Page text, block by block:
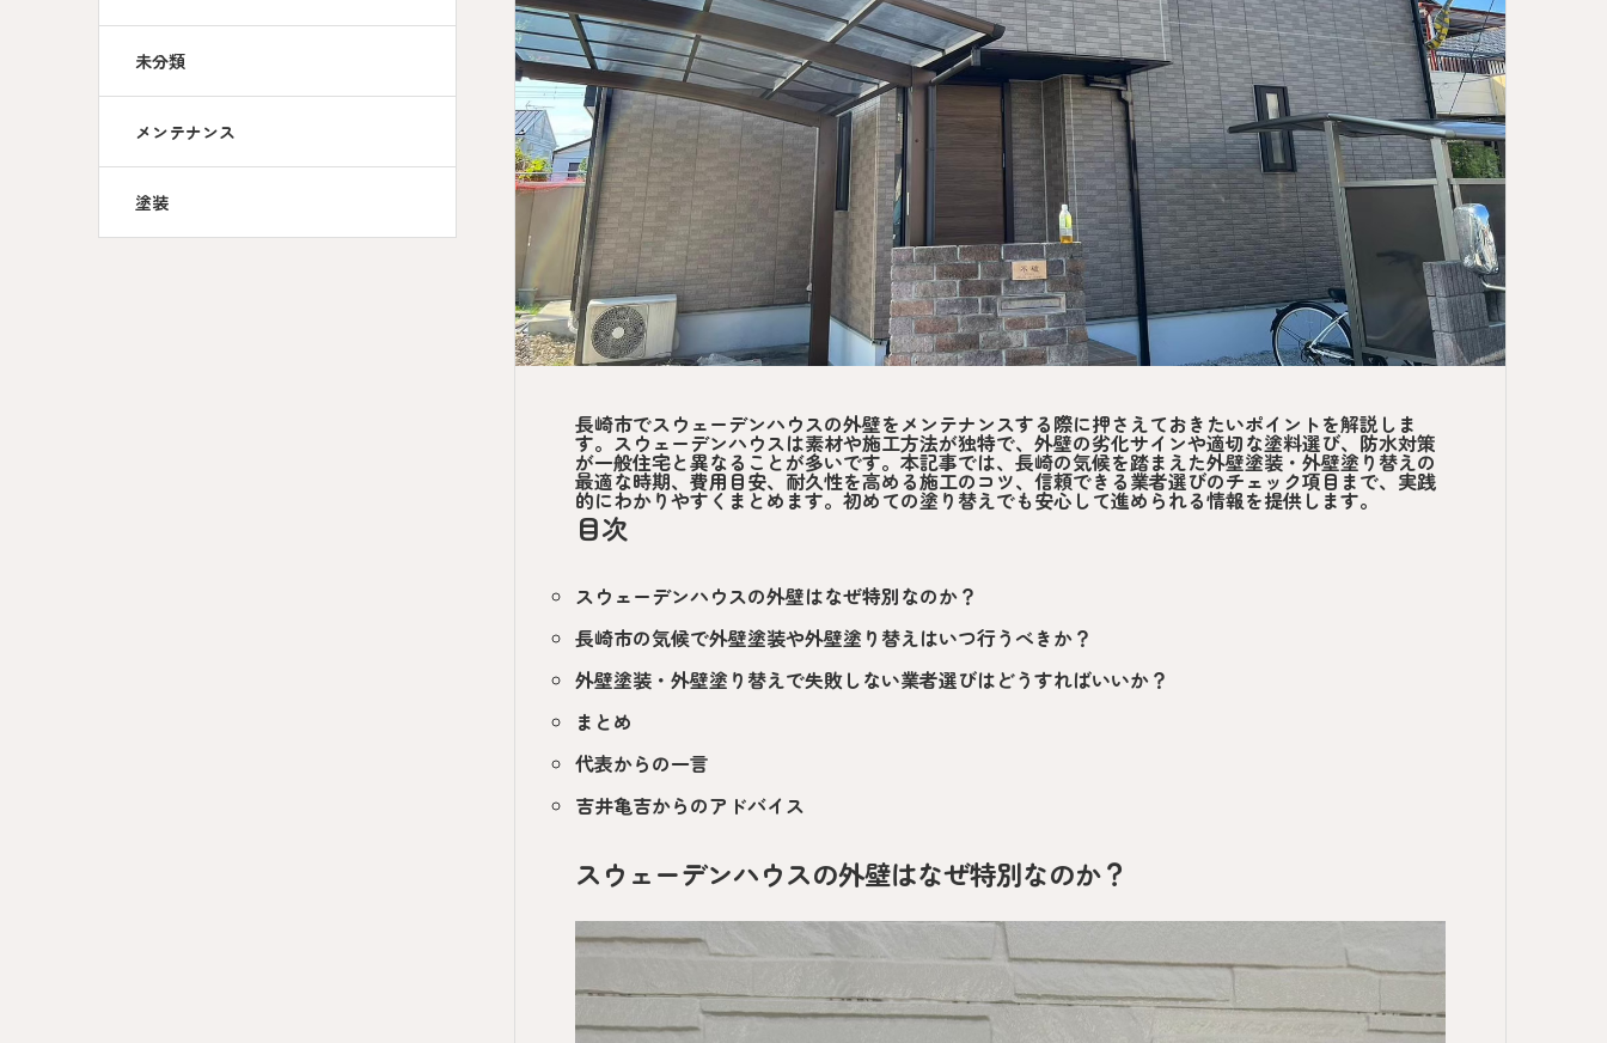
未分類
メンテナンス
塗装
長崎市でスウェーデンハウスの外壁をメンテナンスする際に押さえておきたいポイントを解説しま
す。スウェーデンハウスは素材や施工方法が独特で、外壁の劣化サインや適切な塗料選び、防水対策
が一般住宅と異なることが多いです。本記事では、長崎の気候を踏まえた外壁塗装・外壁塗り替えの
最適な時期、費用目安、耐久性を高める施工のコツ、信頼できる業者選びのチェック項目まで、実践
的にわかりやすくまとめます。初めての塗り替えでも安心して進められる情報を提供します。
目次
スウェーデンハウスの外壁はなぜ特別なのか？
長崎市の気候で外壁塗装や外壁塗り替えはいつ行うべきか？
外壁塗装・外壁塗り替えで失敗しない業者選びはどうすればいいか？
まとめ
代表からの一言
吉井亀吉からのアドバイス
スウェーデンハウスの外壁はなぜ特別なのか？